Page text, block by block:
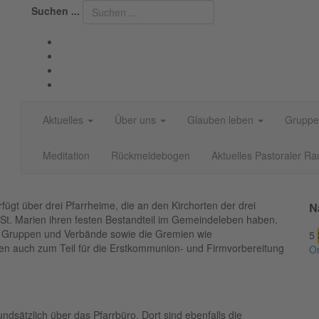
Suchen ...
Aktuelles Über uns Glauben leben
Meditation Rückmeldebogen Aktuelles Pastoraler
über drei Pfarrheime, die an den Kirchorten der drei
Marien ihren festen Bestandteil im Gemeindeleben haben.
und Verbände sowie die Gremien wie
auch zum Teil für die Erstkommunion- und Firmvorbereitung
über das Pfarrbüro. Dort sind ebenfalls die
5